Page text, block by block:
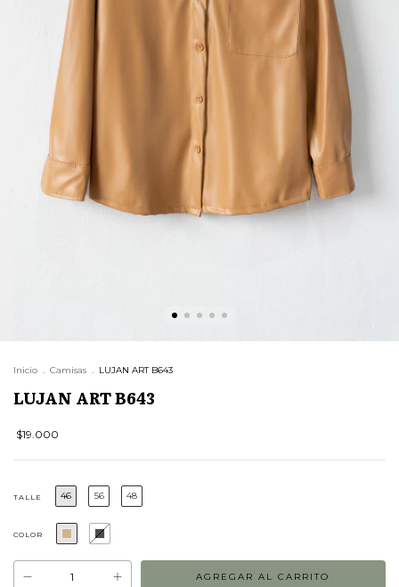
Inicio . Camisas . LUJAN ART B643
LUJAN ART B643
$19.000
TALLE 46 56 48
COLOR